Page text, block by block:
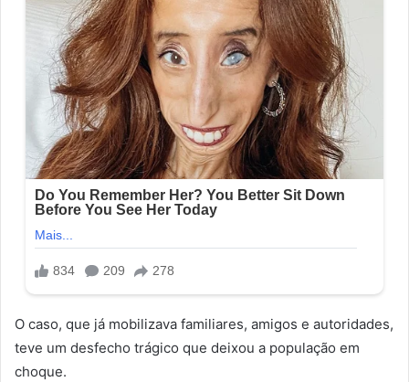
O caso, que já mobilizava familiares, amigos e autoridades,
teve um desfecho trágico que deixou a população em
choque.